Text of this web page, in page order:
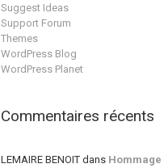
Suggest Ideas
Support Forum
Themes
WordPress Blog
WordPress Planet
Commentaires récents
LEMAIRE BENOIT dans